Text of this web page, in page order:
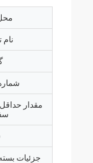
نام
مقدار حداقل
جزئیات